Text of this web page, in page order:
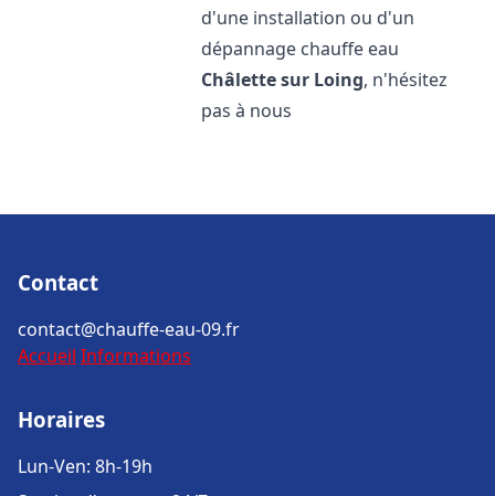
d'une installation ou d'un
dépannage chauffe eau
Châlette sur Loing, n'hésitez
pas à nous
Contact
contact@chauffe-eau-09.fr
Accueil Informations
Horaires
Lun-Ven: 8h-19h